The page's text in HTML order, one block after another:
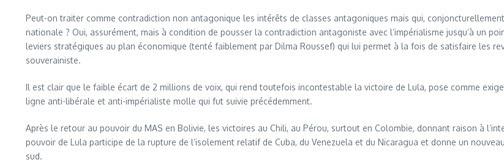
Peut-on traiter comme contradiction non antagonique les intérêts de classes antagoniques mais qui,
nationale ? Oui, assurément, mais à condition de pousser la contradiction antagoniste avec l’impérialisme jusqu’à un
leviers stratégiques au plan économique (tenté faiblement par Dilma Roussef) qui lui permet à la fois de satisfaire les
souverainiste.
Il est clair que le faible écart de 2 millions de voix, qui rend toutefois incontestable la victoire de Lula, pose comme
ligne anti-libérale et anti-impérialiste molle qui fut suivie précédemment.
Après le retour au pouvoir du MAS en Bolivie, les victoires au Chili, au Pérou, surtout en Colombie, donnant raison à
pouvoir de Lula participe de la rupture de l’isolement relatif de Cuba, du Venezuela et du Nicaragua et donne un
sud.